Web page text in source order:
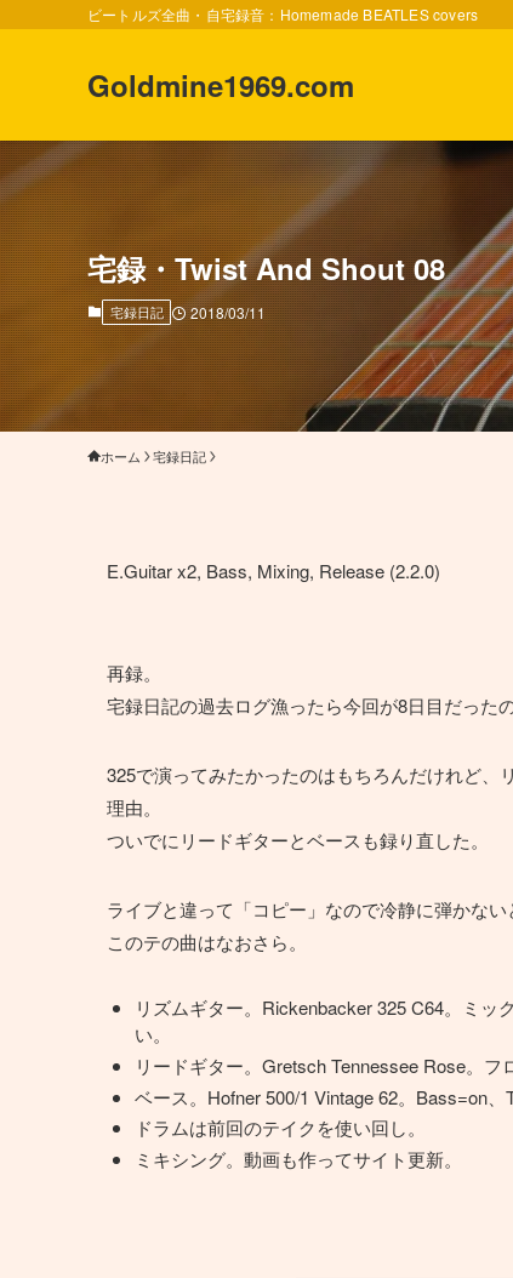
ビートルズ全曲・自宅録音：Homemade BEATLES covers
Goldmine1969.com
宅録・Twist And Shout 08
宅録日記 2018/03/11
ホーム 宅録日記
E.Guitar x2, Bass, Mixing, Release (2.2.0)
再録。
宅録日記の過去ログ漁ったら今回が8日目だったの
325で演ってみたかったのはもちろんだけれど
理由。
ついでにリードギターとベースも録り直した。
ライブと違って「コピー」なので冷静に弾かな
このテの曲はなおさら。
リズムギター。Rickenbacker 325 C64。ミ
い。
リードギター。Gretsch Tennessee Rose。フ
ベース。Hofner 500/1 Vintage 62。Bass=on、
ドラムは前回のテイクを使い回し。
ミキシング。動画も作ってサイト更新。